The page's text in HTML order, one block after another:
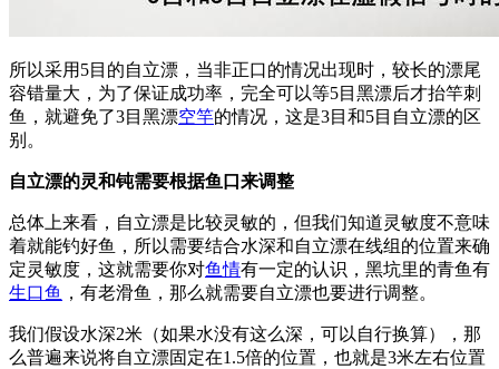
所以采用5目的自立漂，当非正口的情况出现时，较长的漂尾
容错量大，为了保证成功率，完全可以等5目黑漂后才抬竿刺
鱼，就避免了3目黑漂空竿的情况，这是3目和5目自立漂的区
别。
自立漂的灵和钝需要根据鱼口来调整
总体上来看，自立漂是比较灵敏的，但我们知道灵敏度不意味
着就能钓好鱼，所以需要结合水深和自立漂在线组的位置来确
定灵敏度，这就需要你对鱼情有一定的认识，黑坑里的青鱼有
生口鱼 ，有老滑鱼，那么就需要自立漂也要进行调整。
我们假设水深2米（如果水没有这么深，可以自行换算），那
么普遍来说将自立漂固定在1.5倍的位置，也就是3米左右位置